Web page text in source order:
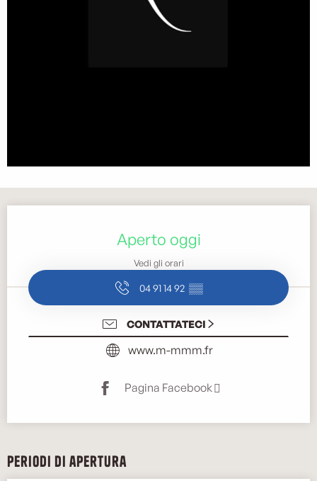
Aperto oggi
Vedi gli orari
04 91 14 92 ▒▒
CONTATTATECI
www.m-mmm.fr
Pagina Facebook
Periodi di apertura